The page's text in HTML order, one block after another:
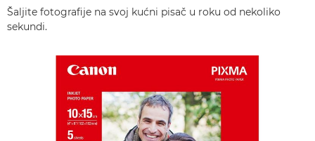
Šaljite fotografije na svoj kućni pisač u roku od nekoliko
sekundi.